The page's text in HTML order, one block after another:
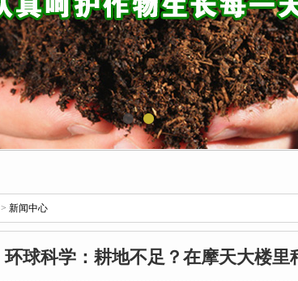
> 新闻中心
环球科学：耕地不足？在摩天大楼里